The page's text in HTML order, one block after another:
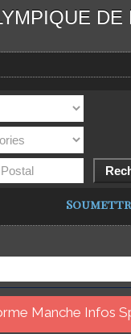
DE
Manche Infos